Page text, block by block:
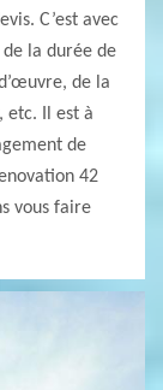
C’est avec
la durée de
de la
etc. Il est à
de
42
vous faire